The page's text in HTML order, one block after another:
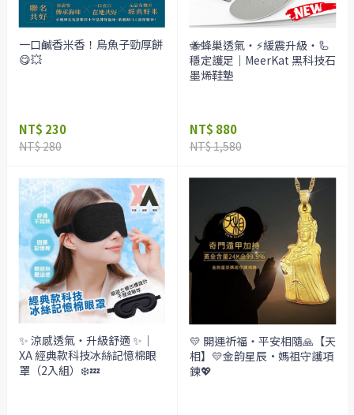
一口鹹香米香！烏魚子勁厚餅
😋💥
NT$ 230
NT$ 280
🐝蜂巢透氣・⚡緩震升級・🦾
穩定護足｜MeerKat 黑科技石
墨烯鞋墊
NT$ 880
NT$ 1,580
✨ 涼感透氣・升級舒適 ✨｜
XA 經典款科技冰絲記憶棉眼
罩（2入組）❄️💤
💛 開運祈福・平安相隨🙏【天
相】💛金韵星辰·媽祖守護項
鍊💖